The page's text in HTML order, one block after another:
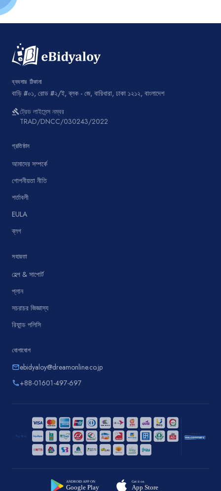
ব্যবসার ঠিকানা
বাড়ি #০১, রোড #২/ই, ব্লক - জে, বারিধারা, ঢাকা ১২১২, বাংলাদেশ
gavelট্রেড লাইসেন্স নম্বর
TRAD/DNCC/030243/2022
প্রতিষ্ঠান
আমাদের সম্পর্কে
গোপনীয়তা নীতি
শর্তাবলী
EULA
ব্লগ
সহায়তা
হেল্প & সাপোর্ট
প্লান
সচরাচর জিজ্ঞাস্য
রিফান্ড পলিসি
যোগাযোগ
emailebidyaloy@dreamonline.co.jp
phone+88-01601-497-697